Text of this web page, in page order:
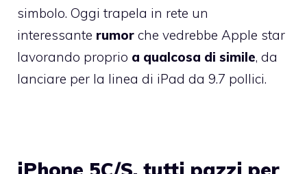
simbolo. Oggi trapela in rete un
interessante rumor che vedrebbe Apple star
lavorando proprio a qualcosa di simile, da
lanciare per la linea di iPad da 9.7 pollici.